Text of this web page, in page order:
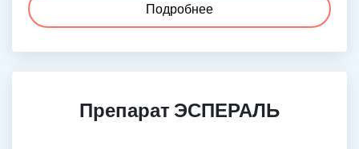
Подробнее
Препарат ЭСПЕРАЛЬ